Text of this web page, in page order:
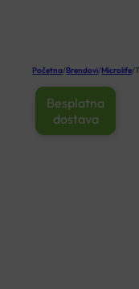
Početna/Brendovi/Microlife/
Besplatna
dostava